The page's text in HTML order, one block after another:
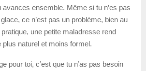
avances ensemble. Même si tu n’es pas
ce n’est pas un problème, bien au
une petite maladresse rend
plus naturel et moins formel.
pour toi, c’est que tu n’as pas besoin